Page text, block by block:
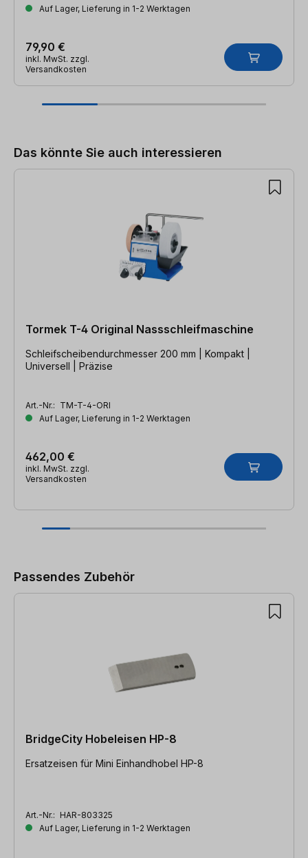
Auf Lager, Lieferung in 1-2 Werktagen
79,90 €
inkl. MwSt. zzgl.
Versandkosten
Das könnte Sie auch interessieren
Tormek T-4 Original Nassschleifmaschine
Schleifscheibendurchmesser 200 mm | Kompakt |
Universell | Präzise
Art.-Nr.: TM-T-4-ORI
Auf Lager, Lieferung in 1-2 Werktagen
462,00 €
inkl. MwSt. zzgl.
Versandkosten
Passendes Zubehör
BridgeCity Hobeleisen HP-8
Ersatzeisen für Mini Einhandhobel HP-8
Art.-Nr.: HAR-803325
Auf Lager, Lieferung in 1-2 Werktagen